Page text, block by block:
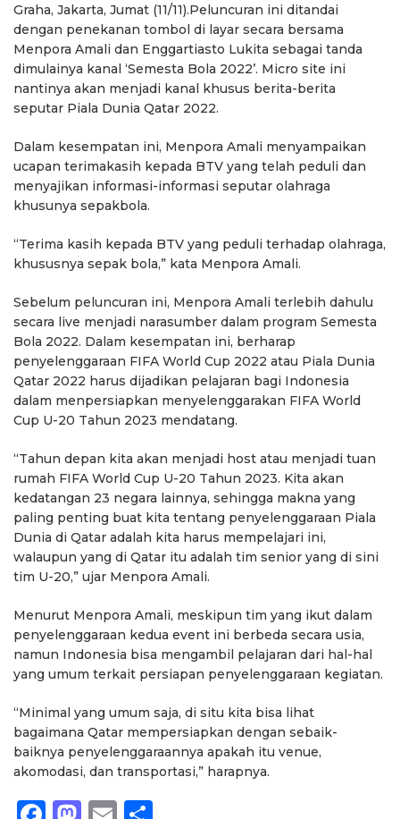
Graha, Jakarta, Jumat (11/11).Peluncuran ini ditandai
dengan penekanan tombol di layar secara bersama
Menpora Amali dan Enggartiasto Lukita sebagai tanda
dimulainya kanal ‘Semesta Bola 2022’. Micro site ini
nantinya akan menjadi kanal khusus berita-berita
seputar Piala Dunia Qatar 2022.
Dalam kesempatan ini, Menpora Amali menyampaikan
ucapan terimakasih kepada BTV yang telah peduli dan
menyajikan informasi-informasi seputar olahraga
khusunya sepakbola.
“Terima kasih kepada BTV yang peduli terhadap olahraga,
khususnya sepak bola,” kata Menpora Amali.
Sebelum peluncuran ini, Menpora Amali terlebih dahulu
secara live menjadi narasumber dalam program Semesta
Bola 2022. Dalam kesempatan ini, berharap
penyelenggaraan FIFA World Cup 2022 atau Piala Dunia
Qatar 2022 harus dijadikan pelajaran bagi Indonesia
dalam menpersiapkan menyelenggarakan FIFA World
Cup U-20 Tahun 2023 mendatang.
“Tahun depan kita akan menjadi host atau menjadi tuan
rumah FIFA World Cup U-20 Tahun 2023. Kita akan
kedatangan 23 negara lainnya, sehingga makna yang
paling penting buat kita tentang penyelenggaraan Piala
Dunia di Qatar adalah kita harus mempelajari ini,
walaupun yang di Qatar itu adalah tim senior yang di sini
tim U-20,” ujar Menpora Amali.
Menurut Menpora Amali, meskipun tim yang ikut dalam
penyelenggaraan kedua event ini berbeda secara usia,
namun Indonesia bisa mengambil pelajaran dari hal-hal
yang umum terkait persiapan penyelenggaraan kegiatan.
“Minimal yang umum saja, di situ kita bisa lihat
bagaimana Qatar mempersiapkan dengan sebaik-
baiknya penyelenggaraannya apakah itu venue,
akomodasi, dan transportasi,” harapnya.